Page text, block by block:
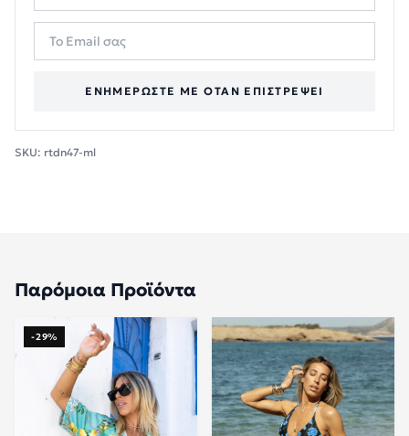
ΕΝΗΜΕΡΏΣΤΕ ΜΕ ΌΤΑΝ ΕΠΙΣΤΡΈΨΕΙ
SKU: rtdn47-ml
Παρόμοια Προϊόντα
-29%